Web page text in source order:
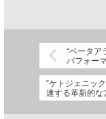
“ベータア
パフォー
“ケトジェニッ
速する革新的な